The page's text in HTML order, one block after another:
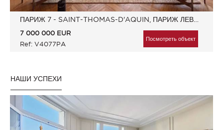
7 000 000 EUR
Ref: V4077PA
Посмотреть объект
НАШИ УСПЕХИ